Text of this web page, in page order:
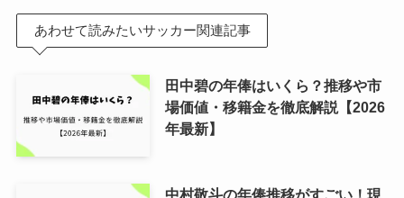
あわせて読みたいサッカー関連記事
田中碧の年俸はいくら？推移や市
場価値・移籍金を徹底解説【2026
年最新】
中村敬斗の年俸推移がすごい！現